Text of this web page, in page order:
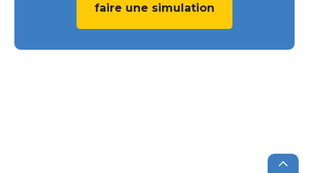
faire une simulation